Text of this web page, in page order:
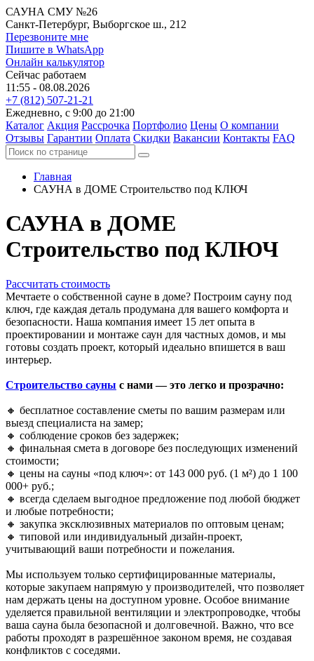
САУНА СМУ №26
Санкт-Петербург, Выборгское ш., 212
Перезвоните мне
Пишите в WhatsApp
Онлайн калькулятор
Сейчас работаем
11:55 - 08.08.2026
+7 (812) 507-21-21
Ежедневно, с 9:00 до 21:00
Каталог Акция Рассрочка Портфолио Цены О компании
Отзывы Гарантии Оплата Скидки Вакансии Контакты FAQ
Главная
САУНА в ДОМЕ Строительство под КЛЮЧ
САУНА в ДОМЕ
Строительство под КЛЮЧ
Рассчитать стоимость
Мечтаете о собственной сауне в доме? Построим сауну под
ключ, где каждая деталь продумана для вашего комфорта и
безопасности. Наша компания имеет 15 лет опыта в
проектировании и монтаже саун для частных домов, и мы
готовы создать проект, который идеально впишется в ваш
интерьер.
Строительство сауны с нами — это легко и прозрачно:
🔸 бесплатное составление сметы по вашим размерам или
выезд специалиста на замер;
🔸 соблюдение сроков без задержек;
🔸 финальная смета в договоре без последующих изменений
стоимости;
🔸 цены на сауны «под ключ»: от 143 000 руб. (1 м²) до 1 100
000+ руб.;
🔸 всегда сделаем выгодное предложение под любой бюджет
и любые потребности;
🔸 закупка эксклюзивных материалов по оптовым ценам;
🔸 типовой или индивидуальный дизайн-проект,
учитывающий ваши потребности и пожелания.
Мы используем только сертифицированные материалы,
которые закупаем напрямую у производителей, что позволяет
нам держать цены на доступном уровне. Особое внимание
уделяется правильной вентиляции и электропроводке, чтобы
ваша сауна была безопасной и долговечной. Важно, что все
работы проходят в разрешённое законом время, не создавая
конфликтов с соседями.